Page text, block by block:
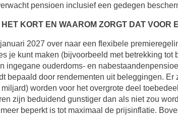
pensioen inclusief een gedegen
KORT EN WAAROM ZORGT DAT VOOR
2027 over naar een flexibele
je kunt maken (bijvoorbeeld met betrekking
ingegane ouderdoms- en
bepaald door rendementen uit beleggingen.
worden voor het overgrote deel
zijn beduidend gunstiger dan als niet zou
beperkt is tot maximaal de prijsinflatie.